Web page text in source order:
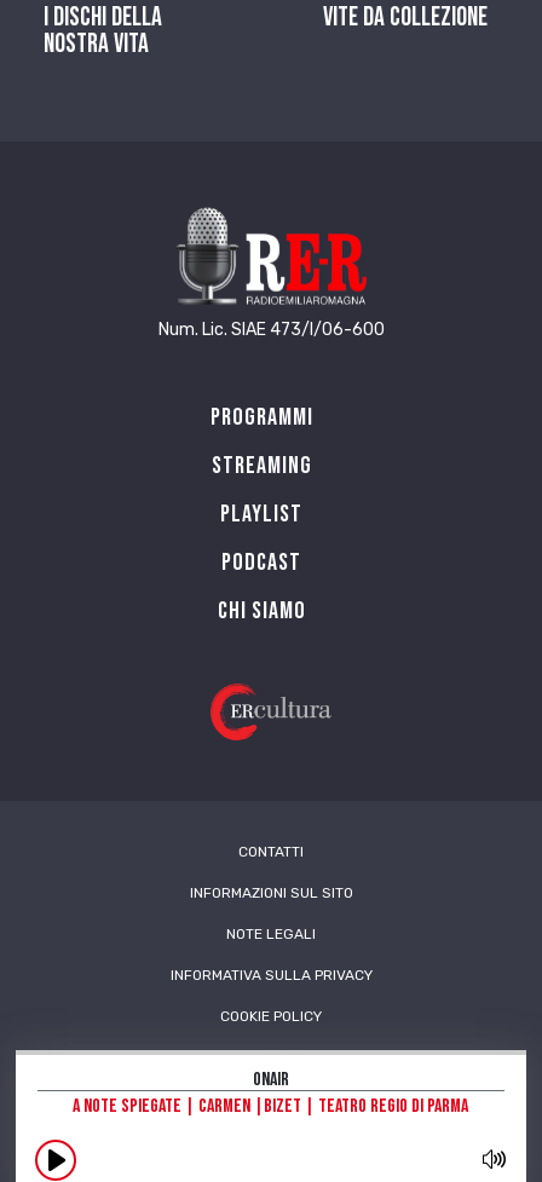
OnAir
A note spiegate | Carmen |Bizet | Teatro Regio di Parma
I dischi della
nostra vita
Vite da Collezione
Num. Lic. SIAE 473/I/06-600
Programmi
Streaming
Playlist
PODCAST
Chi siamo
CONTATTI
INFORMAZIONI SUL SITO
NOTE LEGALI
INFORMATIVA SULLA PRIVACY
COOKIE POLICY